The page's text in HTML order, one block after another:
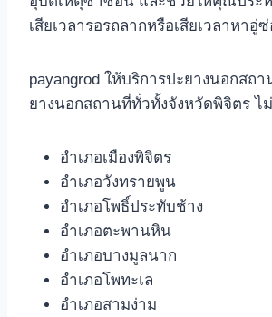
เสียเวลารอรถลากหรือเสียเวลาหาอู่
payangrod ให้บริการปะยางนอกสถ
ยางนอกสถานที่ทั่วทั้งจังหวัดพิจิตร ไ
อำเภอเมืองพิจิตร
อำเภอวังทรายพูน
อำเภอโพธิ์ประทับช้าง
อำเภอตะพานหิน
อำเภอบางมูลนาก
อำเภอโพทะเล
อำเภอสามง่าม